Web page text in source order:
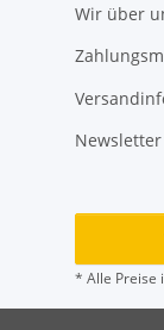
Wir über
Newsletter
* Alle Preise